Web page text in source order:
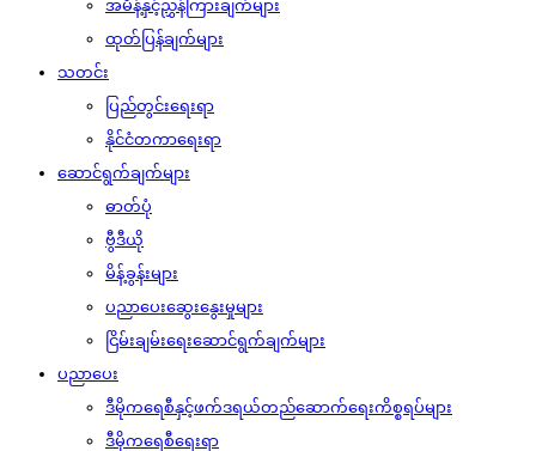
အမိန့်နှင့်ညွှန်ကြားချက်များ
ထုတ်ပြန်ချက်များ
သတင်း
ပြည်တွင်းရေးရာ
နိုင်ငံတကာရေးရာ
ဆောင်ရွက်ချက်များ
ဓာတ်ပုံ
ဗွီဒီယို
မိန့်ခွန်းများ
ပညာပေးဆွေးနွေးမှုများ
ငြိမ်းချမ်းရေးဆောင်ရွက်ချက်များ
ပညာပေး
ဒီမိုကရေစီနှင့်ဖက်ဒရယ်တည်ဆောက်‌ရေးကိစ္စရပ်များ
ဒီမိုကရေစီရေးရာ